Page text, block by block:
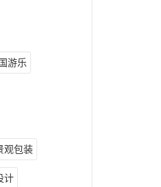
游乐
观包装
计